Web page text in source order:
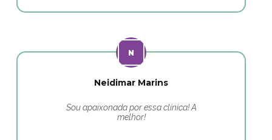
Neidimar Marins
Sou apaixonada por essa clínica! A
melhor!